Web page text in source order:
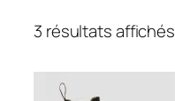
3 résultats affichés